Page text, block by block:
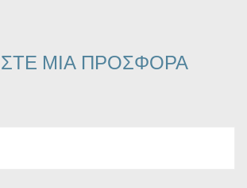
ΜΙΑ ΠΡΟΣΦΟΡΑ